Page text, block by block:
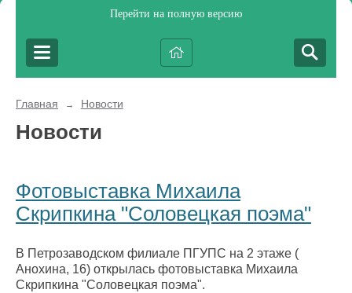
Перейти на полную версию
Главная → Новости
Новости
Фотовыставка Михаила
Скрипкина "Соловецкая поэма"
В Петрозаводском филиале ПГУПС на 2 этаже (
Анохина, 16) открылась фотовыставка Михаила
Скрипкина "Соловецкая поэма".